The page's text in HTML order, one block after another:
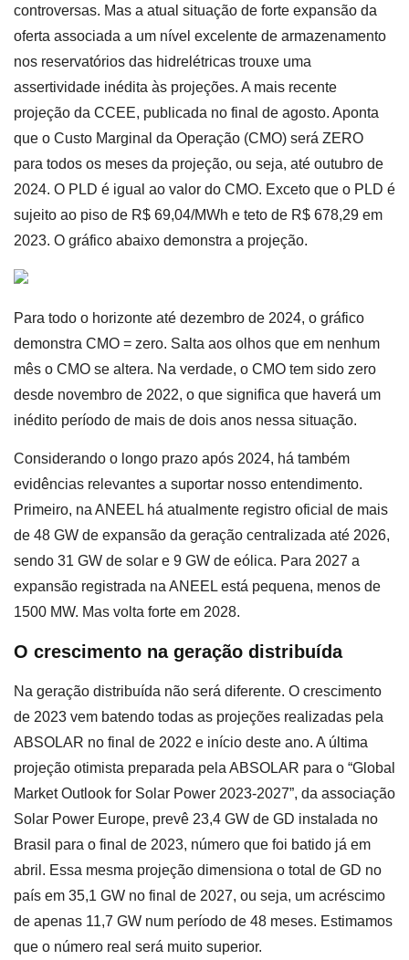
controversas. Mas a atual situação de forte expansão da
oferta associada a um nível excelente de armazenamento
nos reservatórios das hidrelétricas trouxe uma
assertividade inédita às projeções. A mais recente
projeção da CCEE, publicada no final de agosto. Aponta
que o Custo Marginal da Operação (CMO) será ZERO
para todos os meses da projeção, ou seja, até outubro de
2024. O PLD é igual ao valor do CMO. Exceto que o PLD é
sujeito ao piso de R$ 69,04/MWh e teto de R$ 678,29 em
2023. O gráfico abaixo demonstra a projeção.
Para todo o horizonte até dezembro de 2024, o gráfico
demonstra CMO = zero. Salta aos olhos que em nenhum
mês o CMO se altera. Na verdade, o CMO tem sido zero
desde novembro de 2022, o que significa que haverá um
inédito período de mais de dois anos nessa situação.
Considerando o longo prazo após 2024, há também
evidências relevantes a suportar nosso entendimento.
Primeiro, na ANEEL há atualmente registro oficial de mais
de 48 GW de expansão da geração centralizada até 2026,
sendo 31 GW de solar e 9 GW de eólica. Para 2027 a
expansão registrada na ANEEL está pequena, menos de
1500 MW. Mas volta forte em 2028.
O crescimento na geração distribuída
Na geração distribuída não será diferente. O crescimento
de 2023 vem batendo todas as projeções realizadas pela
ABSOLAR no final de 2022 e início deste ano. A última
projeção otimista preparada pela ABSOLAR para o “Global
Market Outlook for Solar Power 2023-2027”, da associação
Solar Power Europe, prevê 23,4 GW de GD instalada no
Brasil para o final de 2023, número que foi batido já em
abril. Essa mesma projeção dimensiona o total de GD no
país em 35,1 GW no final de 2027, ou seja, um acréscimo
de apenas 11,7 GW num período de 48 meses. Estimamos
que o número real será muito superior.